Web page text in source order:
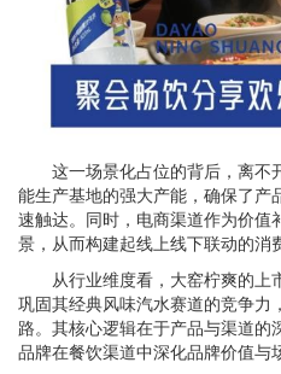
这一场景化占位的背后，离不
能生产基地的强大产能，确保了产
速触达。同时，电商渠道作为价值
景，从而构建起线上线下联动的消
从行业维度看，大窑柠爽的上
巩固其经典风味汽水赛道的竞争力
路。其核心逻辑在于产品与渠道的
品牌在餐饮渠道中深化品牌价值与